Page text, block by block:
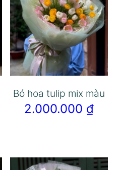
Bó hoa tulip mix màu
2.000.000 ₫